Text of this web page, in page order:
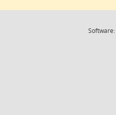
Software: